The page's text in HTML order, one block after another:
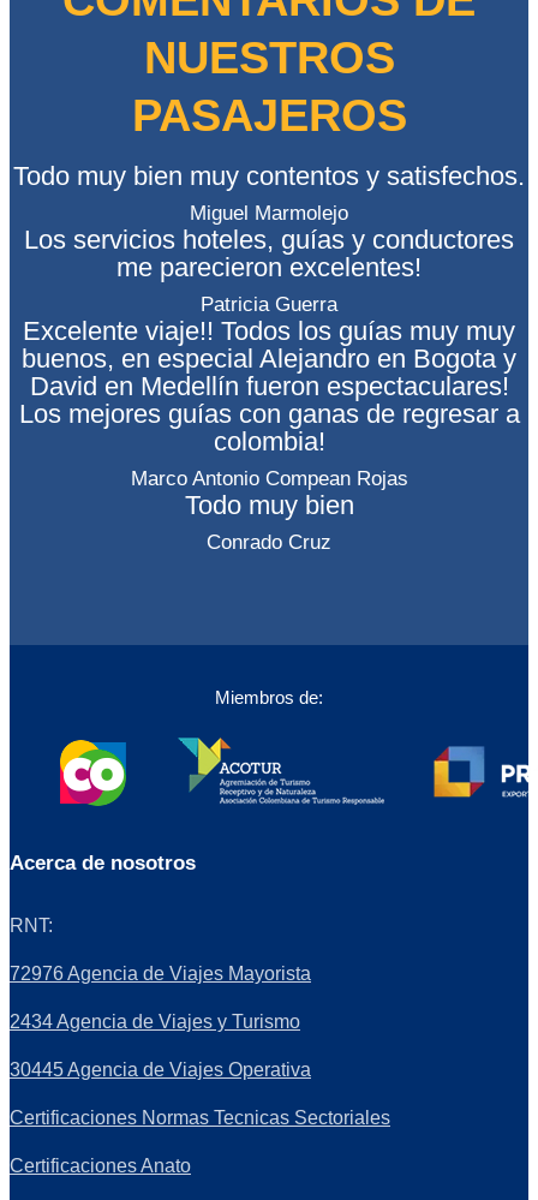
NUESTROS
PASAJEROS
Todo muy bien muy contentos y satisfechos.
Miguel Marmolejo
Los servicios hoteles, guías y conductores
me parecieron excelentes!
Patricia Guerra
Excelente viaje!! Todos los guías muy muy
buenos, en especial Alejandro en Bogota y
David en Medellín fueron espectaculares!
Los mejores guías con ganas de regresar a
colombia!
Marco Antonio Compean Rojas
Todo muy bien
Conrado Cruz
Miembros de:
Acerca de nosotros
RNT:
72976 Agencia de Viajes Mayorista
2434 Agencia de Viajes y Turismo
30445 Agencia de Viajes Operativa
Certificaciones Normas Tecnicas Sectoriales
Certificaciones Anato